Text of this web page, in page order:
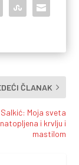
ČLANAK
Moja sveta
i krvlju i
mastilom